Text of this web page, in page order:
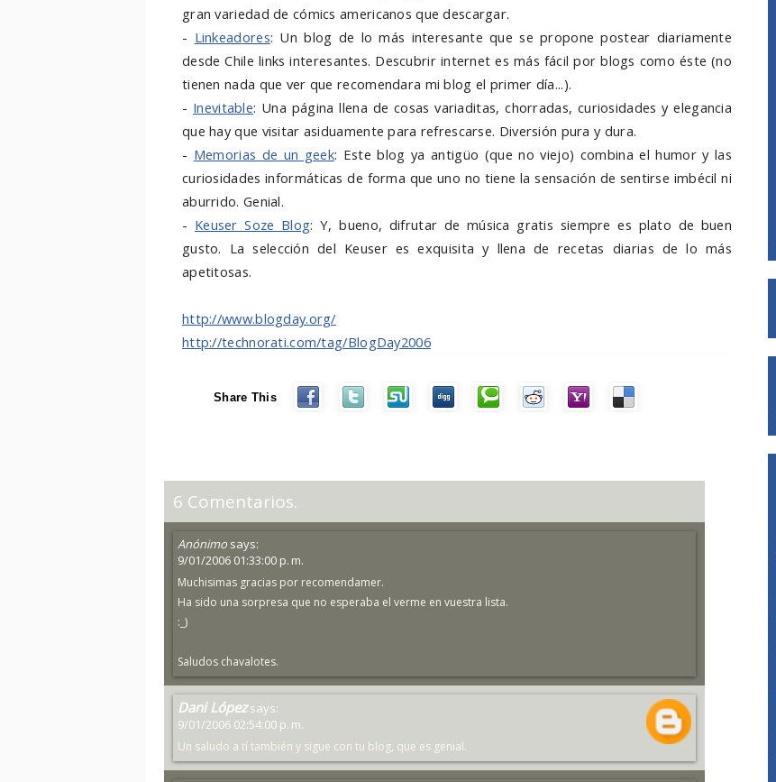
gran variedad de cómics americanos que descargar.
- Linkeadores: Un blog de lo más interesante que se propone postear diariamente
desde Chile links interesantes. Descubrir internet es más fácil por blogs como éste (no
tienen nada que ver que recomendara mi blog el primer día...).
- Inevitable: Una página llena de cosas variaditas, chorradas, curiosidades y elegancia
que hay que visitar asiduamente para refrescarse. Diversión pura y dura.
- Memorias de un geek: Este blog ya antigüo (que no viejo) combina el humor y las
curiosidades informáticas de forma que uno no tiene la sensación de sentirse imbécil ni
aburrido. Genial.
- Keuser Soze Blog: Y, bueno, difrutar de música gratis siempre es plato de buen
gusto. La selección del Keuser es exquisita y llena de recetas diarias de lo más
apetitosas.
http://www.blogday.org/
http://technorati.com/tag/BlogDay2006
Share This
6 Comentarios.
Anónimo says:
9/01/2006 01:33:00 p. m.
Muchisimas gracias por recomendamer.
Ha sido una sorpresa que no esperaba el verme en vuestra lista.
:_)
Saludos chavalotes.
Dani López says:
9/01/2006 02:54:00 p. m.
Un saludo a tí también y sigue con tu blog, que es genial.